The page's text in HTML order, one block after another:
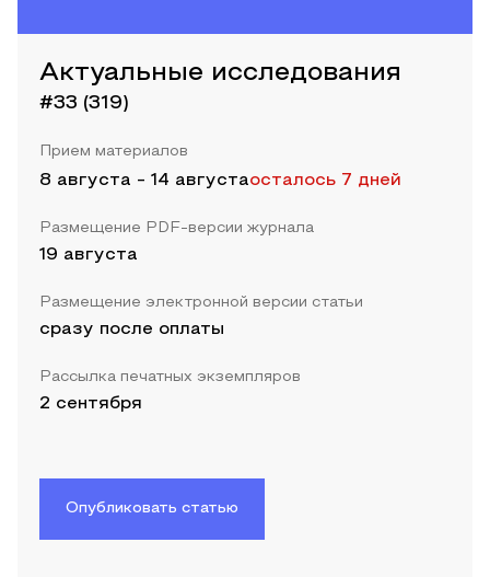
Актуальные исследования
#33 (319)
Прием материалов
8 августа - 14 августаосталось 7 дней
Размещение PDF-версии журнала
19 августа
Размещение электронной версии статьи
сразу после оплаты
Рассылка печатных экземпляров
2 сентября
Опубликовать статью